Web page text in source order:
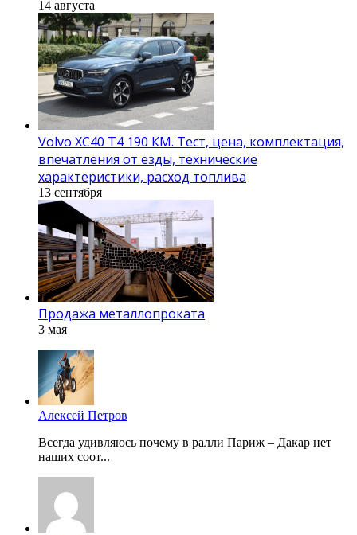
14 августа
Volvo XC40 T4 190 КМ. Тест, цена, комплектация,
впечатления от езды, технические
характеристики, расход топлива
13 сентября
Продажа металлопроката
3 мая
Алексей Петров
Всегда удивляюсь почему в ралли Париж – Дакар нет
наших соот...